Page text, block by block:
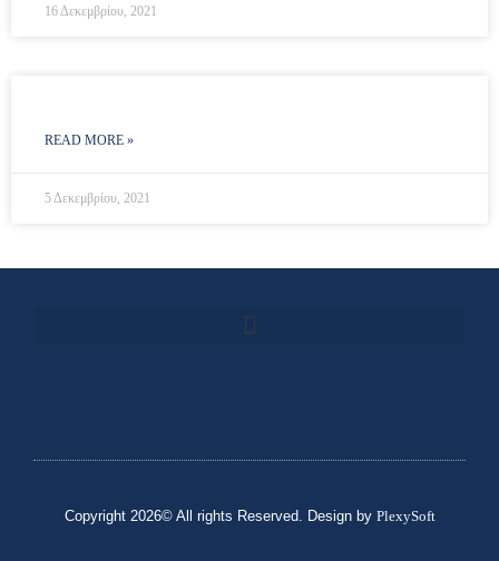
16 Δεκεμβρίου, 2021
READ MORE »
5 Δεκεμβρίου, 2021
Copyright 2026© All rights Reserved. Design by PlexySoft